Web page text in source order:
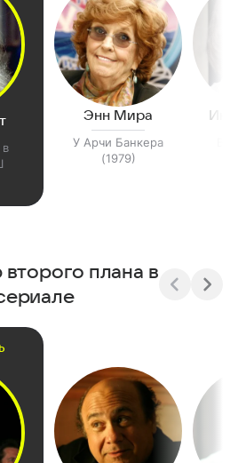
Энн Мира
У Арчи Банкера
(1979)
Инга
плана в